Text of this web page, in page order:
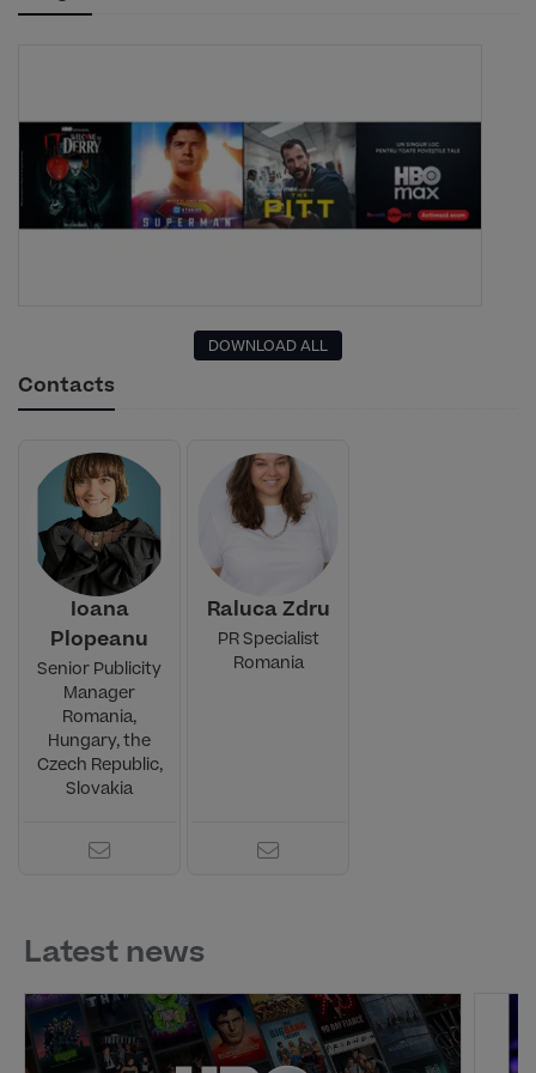
DOWNLOAD ALL
Contacts
Ioana
Plopeanu
Senior Publicity
Manager
Romania,
Hungary, the
Czech Republic,
Slovakia
Raluca Zdru
PR Specialist
Romania
Latest news